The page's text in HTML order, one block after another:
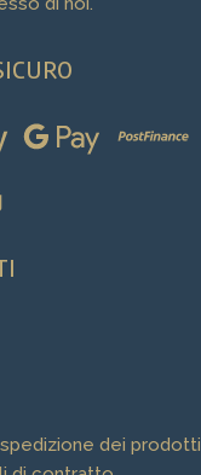
dei prodotti